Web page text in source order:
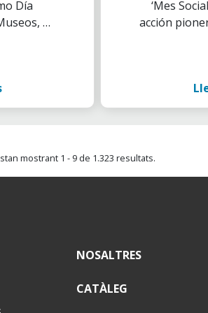
Día
ha
‘Mes
acción
mostrant 1 - 9 de 1.323 resultats.
NOSALTRES
CATÀLEG